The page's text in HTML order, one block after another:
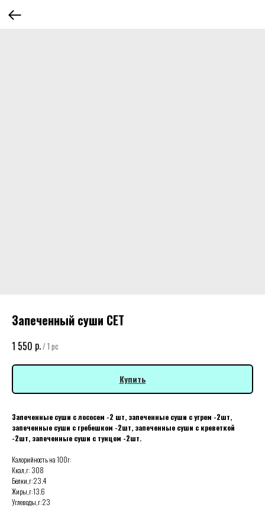
Запеченный суши СЕТ
1 550 р./1 pc
Купить
Запеченные суши с лососем -2 шт, запеченные суши с угрем -2шт,
запеченные суши с гребешком -2шт, запеченные суши с креветкой
-2шт, запеченные суши с тунцом -2шт.
Калорийность на 100г:
Ккал,г: 308
Белки,г:23.4
Жиры,г:13.6
Углеводы,г:23